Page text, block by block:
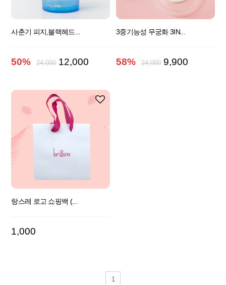
사춘기 피지,블랙헤드...
50% 24,000 12,000
3중기능성 무궁화 3IN...
58% 24,000 9,900
랑스레 로고 쇼핑백 (...
1,000
1